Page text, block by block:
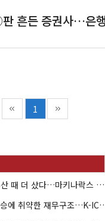
흔든 증권사…은
1
HB인베스트, IPO 무산 때 더 샀다…마키나락스 투자 2.7배 회수
NH농협생명, 금리상승에 취